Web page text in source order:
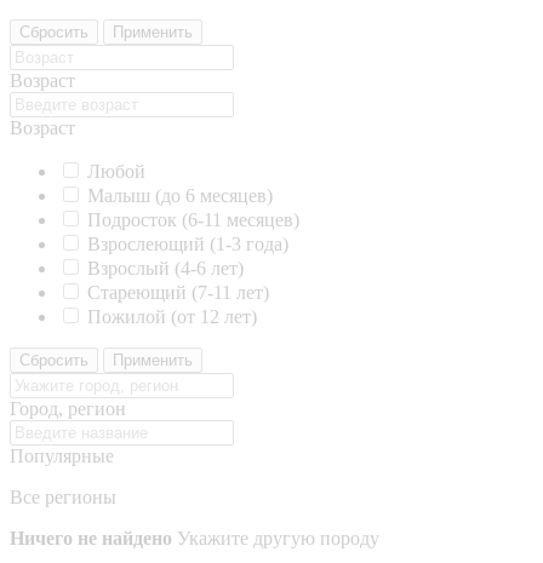
Сбросить Применить
Возраст
Возраст
Любой
Малыш (до 6 месяцев)
Подросток (6-11 месяцев)
Взрослеющий (1-3 года)
Взрослый (4-6 лет)
Стареющий (7-11 лет)
Пожилой (от 12 лет)
Сбросить Применить
Город, регион
Популярные
Все регионы
Ничего не найдено Укажите другую породу